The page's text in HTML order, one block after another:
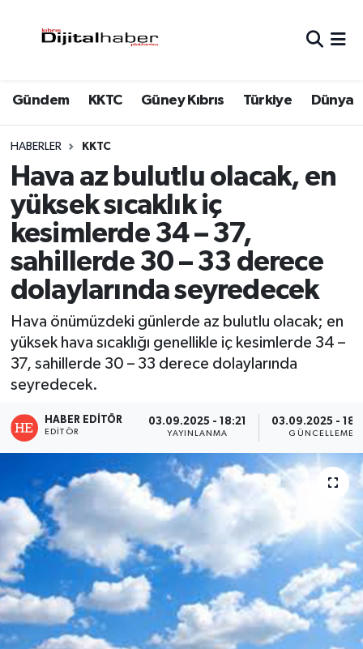
Gündem KKTC Güney Kıbrıs Türkiye Dünya
HABERLER KKTC
Hava az bulutlu olacak, en
yüksek sıcaklık iç
kesimlerde 34 – 37,
sahillerde 30 – 33 derece
dolaylarında seyredecek
Hava önümüzdeki günlerde az bulutlu olacak; en
yüksek hava sıcaklığı genellikle iç kesimlerde 34 –
37, sahillerde 30 – 33 derece dolaylarında
seyredecek.
HABER EDITÖR
EDITÖR
03.09.2025 - 18:21
YAYINLANMA
03.09.2025 -
GÜNCELLEME
Trafik Durumu
Süper Lig Puan Durumu ve Fikstür
Tüm Manşetler
Son Dakika Haberleri
Haber Arşivi